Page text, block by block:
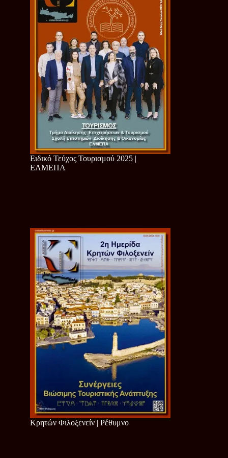
Ειδικό Τεύχος Τουρισμού 2025 |
ΕΛΜΕΠΑ
Κρητών Φιλοξενείν | Ρέθυμνο